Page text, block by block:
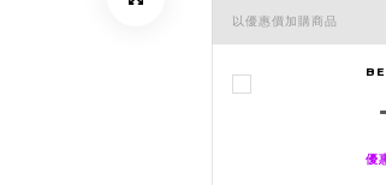
以優惠價加購商品
優